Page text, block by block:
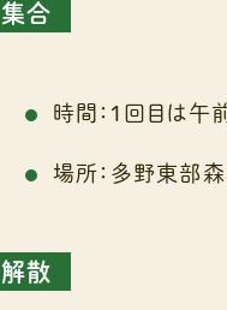
集合
時間：１回目は午
場所：多野東部
解散